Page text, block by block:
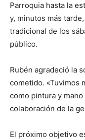
Parroquia hasta la
y, minutos más
tradicional de los
público.
Rubén agradeció la
cometido. «Tuvimos
como pintura y
colaboración de la
El próximo objetivo